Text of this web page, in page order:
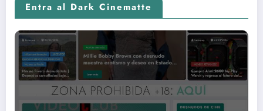
Entra al Dark Cinematte